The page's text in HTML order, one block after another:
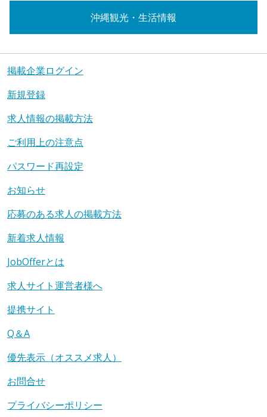
沖縄観光・生活情報
掲載企業ログイン
新規登録
求人情報の掲載方法
ご利用上の注意点
パスワード再設定
お知らせ
応募のある求人の掲載方法
新着求人情報
JobOfferとは
求人サイト運営者様へ
提携サイト
Q＆A
優先表示（オススメ求人）
お問合せ
プライバシーポリシー